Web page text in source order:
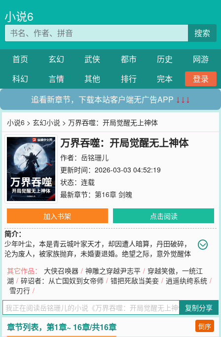
小说6
搜索
首页 玄幻 武侠 都市 历史
网游
科幻
言情 其他 排行 完本
登录
追看新章节，下载本站客户端无广告APP ↓↓↓
小说6 >玄幻小说 > 万界吞噬：开局觉醒无上神体
万界吞噬：开局觉醒无上神体
作者： 岳铭珊儿
更新时间：2026-03-03 04:52:19
状态：连载
最新章节： 第16章 剑魄
加入书架
点击阅读
简介：
少年叶尘，本是青云城叶家天才，却因遭人暗算，丹田破碎，
沦为废人，被家族抛弃，未婚妻退婚。绝望之际，意外觉醒体
天，一步步揭开身世之谜，镇压万古天骄，成就无上神帝！
您要是觉得《 万界吞噬：开局觉醒无上神体》还不错的话请不要忘记
向您QQ群和微博微信里的朋友推荐哦！
其它作品： 大侠召唤器 / 神雕之穿越尹志平 / 穿越笑傲，一统江
湖 / 碎诏者：从亡国奴到女帝师 / 错把死敌当美妾 / 逍遥纨绔系统 /
雪刃行 /
复制分享
章节列表，第1章~ 16章/共16章 倒序